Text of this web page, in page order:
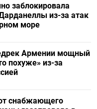
заблокировала
из-за атак
море
Армении мощный
похуже» из-за
снабжающего